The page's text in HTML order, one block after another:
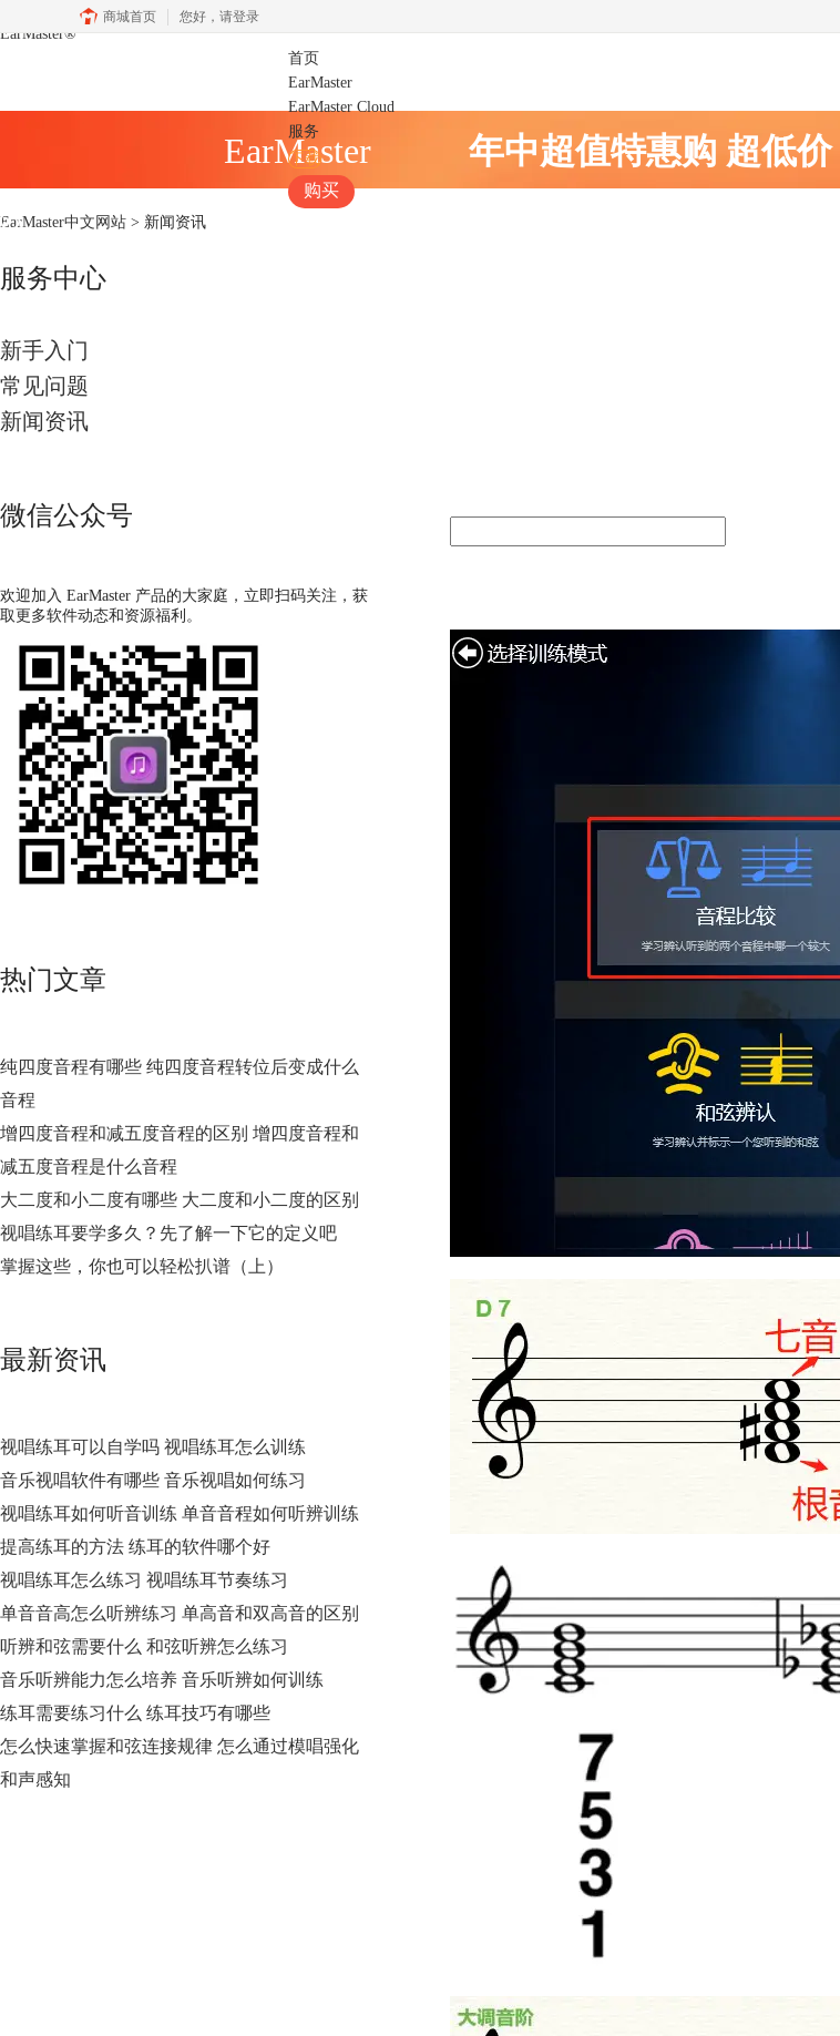
商城首页 您好， 请登录
EarMaster®
首页
EarMaster
EarMaster Cloud
服务
下载
购买
EarMaster 年中超值特惠购 超低价
EarMaster中文网站 > 新闻资讯
服务中心
新手入门
常见问题
新闻资讯
微信公众号
欢迎加入 EarMaster 产品的大家庭，立即扫码关注，获
取更多软件动态和资源福利。
热门文章
纯四度音程有哪些 纯四度音程转位后变成什么
音程
增四度音程和减五度音程的区别 增四度音程和
减五度音程是什么音程
大二度和小二度有哪些 大二度和小二度的区别
视唱练耳要学多久？先了解一下它的定义吧
掌握这些，你也可以轻松扒谱（上）
最新资讯
视唱练耳可以自学吗 视唱练耳怎么训练
音乐视唱软件有哪些 音乐视唱如何练习
视唱练耳如何听音训练 单音音程如何听辨训练
提高练耳的方法 练耳的软件哪个好
视唱练耳怎么练习 视唱练耳节奏练习
单音音高怎么听辨练习 单高音和双高音的区别
听辨和弦需要什么 和弦听辨怎么练习
音乐听辨能力怎么培养 音乐听辨如何训练
练耳需要练习什么 练耳技巧有哪些
怎么快速掌握和弦连接规律 怎么通过模唱强化
和声感知